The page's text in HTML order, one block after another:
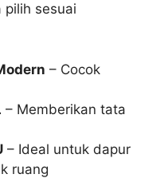
pilih sesuai
– Cocok
– Memberikan tata
– Ideal untuk dapur
ruang